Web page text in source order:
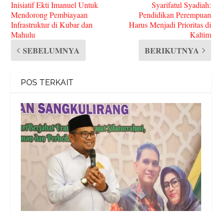
Inisiatif Ekti Imanuel Untuk
Mendorong Pembiayaan
Infrastruktur di Kubar dan
Mahulu
SEBELUMNYA
Syarifatul Syadiah:
Pendidikan Perempuan
Harus Menjadi Prioritas di
Kaltim
BERIKUTNYA
POS TERKAIT